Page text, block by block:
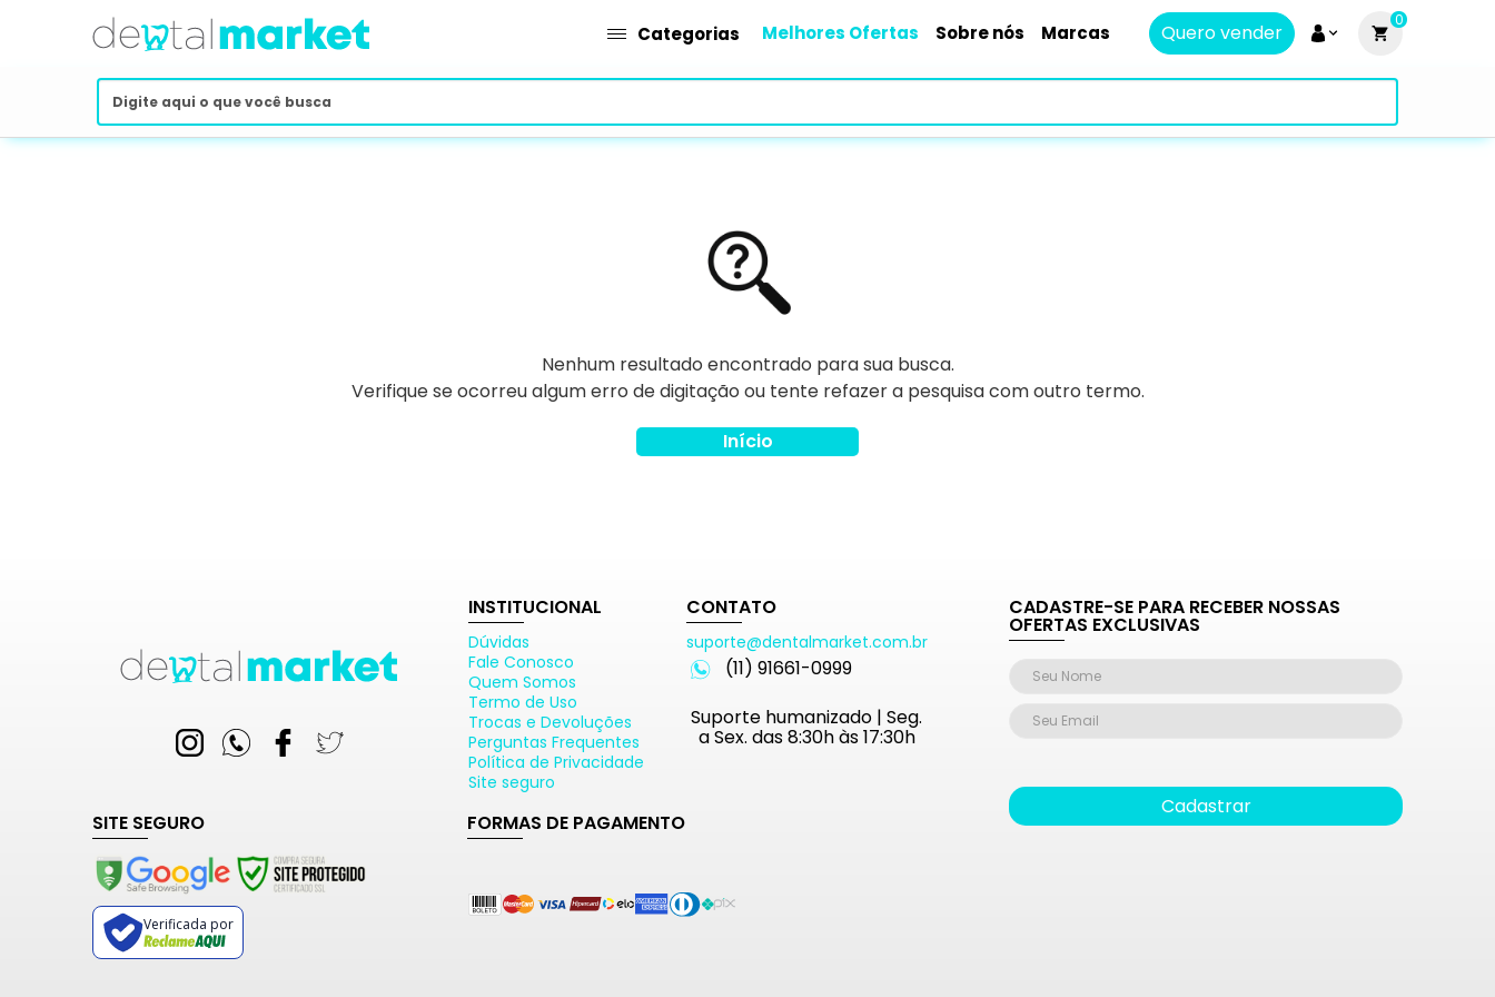
Categorias Melhores Ofertas Sobre nós Marcas Quero vender
0
Nenhum resultado encontrado para sua busca.
Verifique se ocorreu algum erro de digitação ou tente refazer a pesquisa com outro termo.
Início
INSTITUCIONAL
Dúvidas
Fale Conosco
Quem Somos
Termo de Uso
Trocas e Devoluções
Perguntas Frequentes
Política de Privacidade
Site seguro
CONTATO
suporte@dentalmarket.com.br
(11) 91661-0999
Suporte humanizado | Seg.
a Sex. das 8:30h às 17:30h
SITE SEGURO
Verificada por
FORMAS DE PAGAMENTO
CADASTRE-SE PARA RECEBER NOSSAS
OFERTAS EXCLUSIVAS
Cadastrar